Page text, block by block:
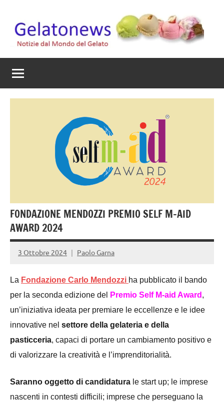
contenuto
Gelato
News
mondo
del
FONDAZIONE MENDOZZI PREMIO SELF M-AID
AWARD 2024
3 Ottobre 2024 Paolo Garna
La Fondazione Carlo Mendozzi ha pubblicato il bando
per la seconda edizione del
Premio Self M-aid Award ,
un’iniziativa ideata per premiare le eccellenze e le idee
innovative nel settore della gelateria e della
pasticceria, capaci di portare un cambiamento positivo e
di valorizzare la creatività e l’imprenditorialità.
Saranno oggetto di candidatura le start up; le imprese
nascenti in contesti difficili; imprese che perseguano la